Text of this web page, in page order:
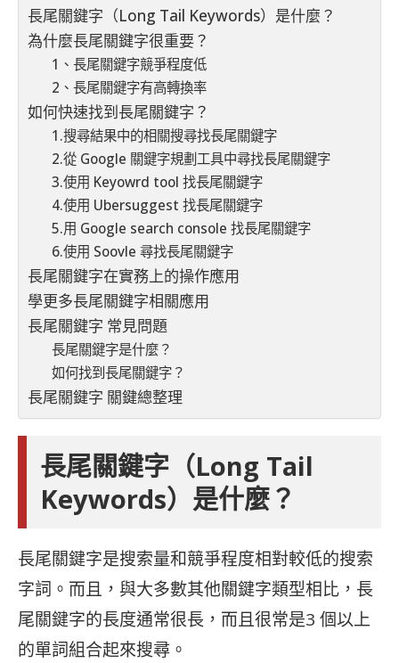
長尾關鍵字（Long Tail Keywords）是什麼？
為什麼長尾關鍵字很重要？
1、長尾關鍵字競爭程度低
2、長尾關鍵字有高轉換率
如何快速找到長尾關鍵字？
1.搜尋結果中的相關搜尋找長尾關鍵字
2.從 Google 關鍵字規劃工具中尋找長尾關鍵字
3.使用 Keyowrd tool 找長尾關鍵字
4.使用 Ubersuggest 找長尾關鍵字
5.用 Google search console 找長尾關鍵字
6.使用 Soovle 尋找長尾關鍵字
長尾關鍵字在實務上的操作應用
學更多長尾關鍵字相關應用
長尾關鍵字 常見問題
長尾關鍵字是什麼？
如何找到長尾關鍵字？
長尾關鍵字 關鍵總整理
長尾關鍵字（Long Tail
Keywords）是什麼？
長尾關鍵字是搜索量和競爭程度相對較低的搜索
字詞。而且，與大多數其他關鍵字類型相比，長
尾關鍵字的長度通常很長，而且很常是3 個以上
的單詞組合起來搜尋。